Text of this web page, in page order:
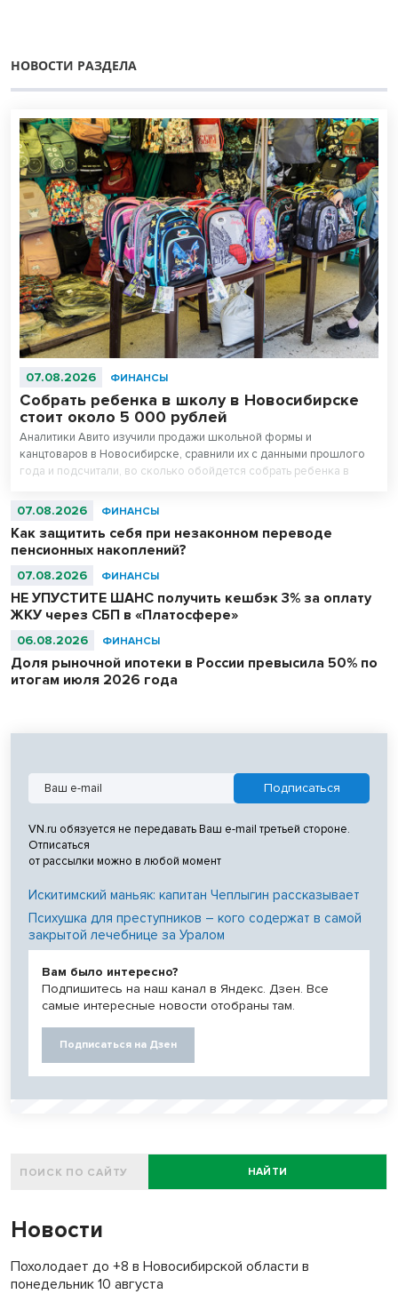
НОВОСТИ РАЗДЕЛА
07.08.2026 ФИНАНСЫ
Собрать ребенка в школу в Новосибирске
стоит около 5 000 рублей
Аналитики Авито изучили продажи школьной формы и
канцтоваров в Новосибирске, сравнили их с данными прошлого
года и подсчитали, во сколько обойдется собрать ребенка в
стоит на треть дешевле новой, а канцтовары — в два раза.
07.08.2026 ФИНАНСЫ
Как защитить себя при незаконном переводе
пенсионных накоплений?
07.08.2026 ФИНАНСЫ
НЕ УПУСТИТЕ ШАНС получить кешбэк 3% за оплату
ЖКУ через СБП в «Платосфере»
06.08.2026 ФИНАНСЫ
Доля рыночной ипотеки в России превысила 50% по
итогам июля 2026 года
VN.ru обязуется не передавать Ваш e-mail третьей стороне.
Отписаться
от рассылки можно в любой момент
Искитимский маньяк: капитан Чеплыгин рассказывает
Психушка для преступников – кого содержат в самой
закрытой лечебнице за Уралом
Вам было интересно?
Подпишитесь на наш канал в Яндекс. Дзен. Все
самые интересные новости отобраны там.
Подписаться на Дзен
НАЙТИ
Новости
Похолодает до +8 в Новосибирской области в
понедельник 10 августа